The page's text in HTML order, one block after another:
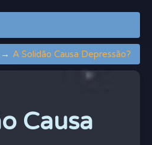
A Solidão Causa Depressão?
Causa